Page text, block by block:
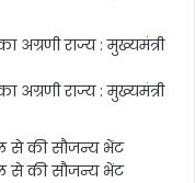
अग्रणी राज्य : मुख्यमंत्री
अग्रणी राज्य : मुख्यमंत्री
से की सौजन्य भेंट
से की सौजन्य भेंट